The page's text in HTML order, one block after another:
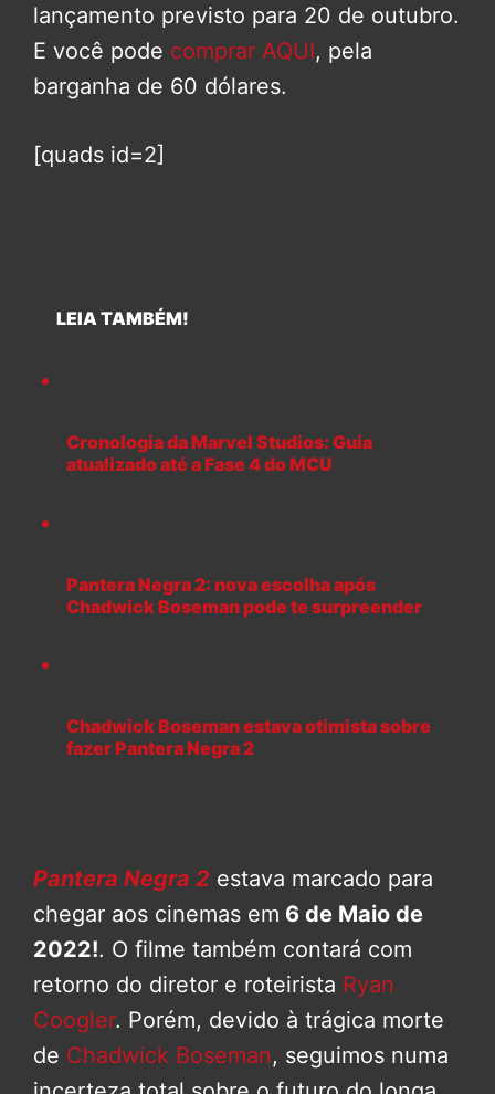
lançamento previsto para 20 de outubro.
E você pode comprar AQUI, pela
barganha de 60 dólares.
[quads id=2]
LEIA TAMBÉM!
Cronologia da Marvel Studios: Guia
atualizado até a Fase 4 do MCU
Pantera Negra 2: nova escolha após
Chadwick Boseman pode te surpreender
Chadwick Boseman estava otimista sobre
fazer Pantera Negra 2
Pantera Negra 2 estava marcado para
chegar aos cinemas em 6 de Maio de
2022!. O filme também contará com
retorno do diretor e roteirista Ryan
Coogler. Porém, devido à trágica morte
de Chadwick Boseman, seguimos numa